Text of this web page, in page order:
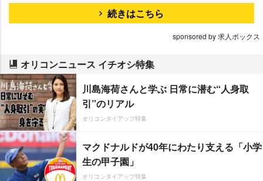
続きはこちら
sponsored by 求人ボックス
オリコンニュース イチオシ特集
川島海荷さんと学ぶ 日常に潜む“人身取
引”のリアル
オリコンタイアップ特集
マクドナルドが40年にわたり支える「小学
生の甲子園」
オリコンタイアップ特集